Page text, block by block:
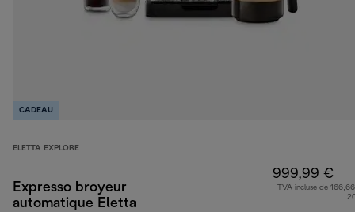
CADEAU
ELETTA EXPLORE
Expresso broyeur
automatique Eletta
999,99 €
TVA incluse de